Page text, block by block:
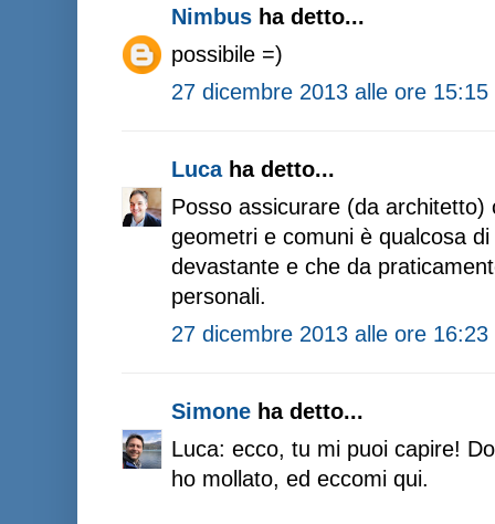
Nimbus ha detto...
possibile =)
27 dicembre 2013 alle ore 15:15
Lucaha detto...
Posso assicurare (da
geometri e comuni è qualcosa
devastante e che da
personali.
27 dicembre 2013 alle ore 16:23
Simone ha detto...
Luca: ecco, tu mi puoi capire!
ho mollato, ed eccomi qui.